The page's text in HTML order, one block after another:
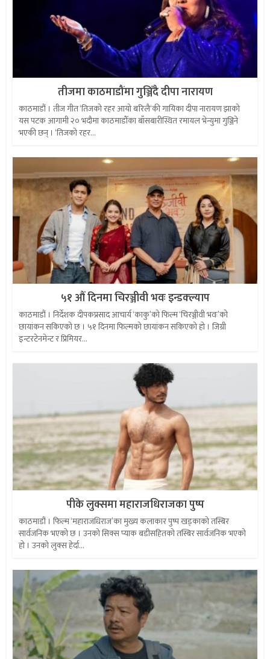
तीजमा काठमाडौंमा गुञ्जिँदै दीपा नारायण
काठमाडौं । तीज गीत ‘तिजको रहर आयो बरिलै‘की गायिका दीपा नारायण झाको
यस पटक आगामी २० भदौमा काठमाडौँका बाँसबारीस्थित रमायल भेन्युमा गुञ्जिने
भएकी छन् । ‘तिजको रहर...
५१ औं दिनमा चिरञ्जीवी भवः इन्डक्ल्याप
काठमाडौं । निर्देशक दीपकप्रसाद आचार्य ‘काकु’को फिल्म ‘चिरञ्जीवी भवः’को
छायांकन सकिएको छ । ५१ दिनमा फिल्मको छायांकन सकिएको हो । जिग्री
इन्टरटेनमेन्ट र प्रिमियर...
पीके लुक्समा महाराजधिराजका पुष्प
काठमाडौं । फिल्म ‘महाराजधिराज’का मुख्य कलाकार पुष्प खड्काको तस्बिर
सार्वजनिक भएको छ । उनको सिक्स प्याक बडीसहितको तस्बिर सार्वजनिक भएको
हो । उनको लुक्स हेर्दा...